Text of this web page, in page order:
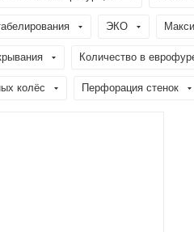
ЭКО
Количество в
колёс Перфорация стенок